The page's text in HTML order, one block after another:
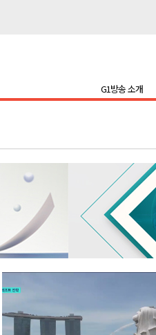
G1방송 소개